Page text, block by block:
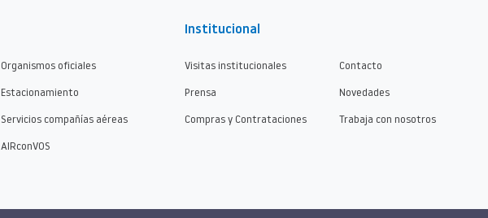
Organismos oficiales
Estacionamiento
Servicios compañías aéreas
AIRconVOS
Institucional
Visitas institucionales Contacto
Prensa Novedades
Compras y Contrataciones Trabaja con nosotros